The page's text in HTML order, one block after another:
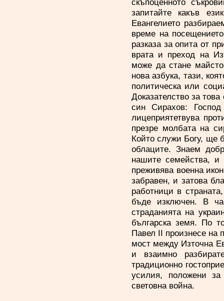
скъпоценното
запитайте какъв
Евангелието
време на
разказа за опита от
врата и преход на
може да стане
нова азбука, тази,
политическа или
Доказателство за
син Сирахов:
лицеприятетвува
презре молбата на
Който служи Богу, ще
облаците. Знаем
нашите семейства,
преживява военна
забравен, и затова
работници в
бъде изключен. В
страданията на
българска земя. По
Павел II произнесе на
мост между Източна
и взаимно
традиционно
усилия, положени
световна война.